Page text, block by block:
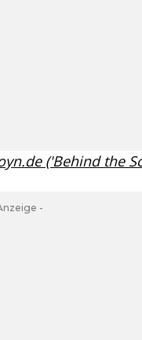
('Behind the
-